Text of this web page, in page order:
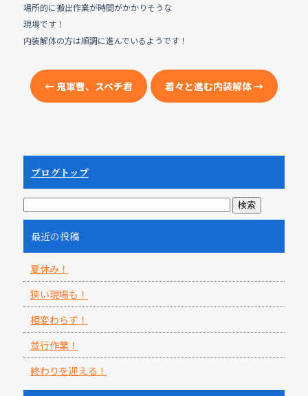
場所的に搬出作業が時間がかかりそうな
現場です！
内装解体の方は順調に進んでいるようです！
←鬼軍曹、スベチ君 着々と進む内装解体→
ブログトップ
最近の投稿
夏休み！
狭い現場も！
相変わらず！
並行作業！
終わりを迎える！